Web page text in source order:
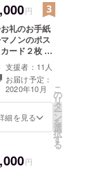
円
礼のお手紙
ノンのポス
カード２枚 ※
定の住所へ発
ます。 ま
CAMPFIRE
｢活動報告｣上
治
を行った事を
支援者：11人
お届け予定：
2020年10月
細を見る
こ
の
リ
タ
ー
ン
を
選
択
す
る
円